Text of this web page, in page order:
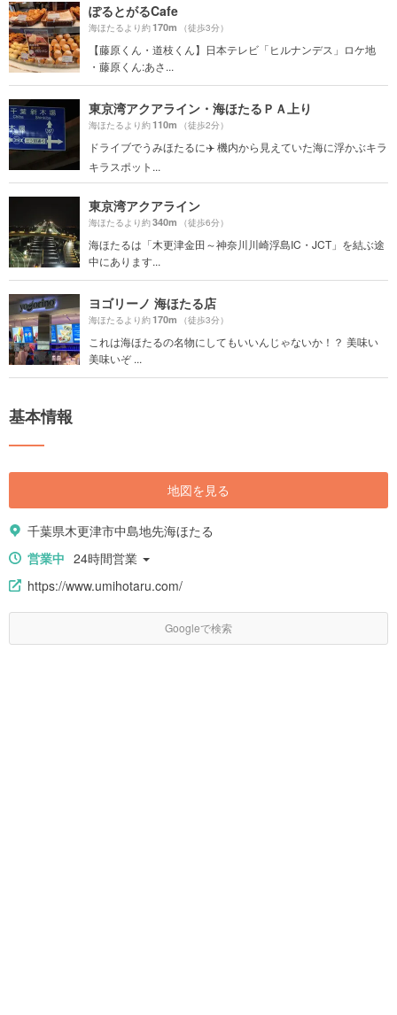
ぽるとがるCafe
海ほたるより約170m （徒歩3分）
【藤原くん・道枝くん】日本テレビ「ヒルナンデス」ロケ地
・藤原くん:あさ...
東京湾アクアライン・海ほたるＰＡ上り
海ほたるより約110m （徒歩2分）
ドライブでうみほたるに✈️ 機内から見えていた海に浮かぶキラ
キラスポット...
東京湾アクアライン
海ほたるより約340m （徒歩6分）
海ほたるは「木更津金田～神奈川川崎浮島IC・JCT」を結ぶ途
中にあります...
ヨゴリーノ 海ほたる店
海ほたるより約170m （徒歩3分）
これは海ほたるの名物にしてもいいんじゃないか！？ 美味い
美味いぞ ...
基本情報
地図を見る
千葉県木更津市中島地先海ほたる
営業中 24時間営業
https://www.umihotaru.com/
Googleで検索